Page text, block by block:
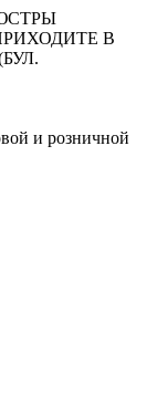
В
и розничной